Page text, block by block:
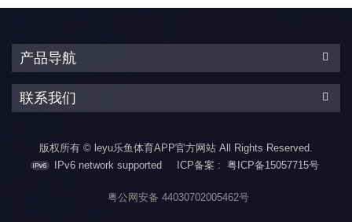
产品导航
联系我们
版权所有 © leyu乐鱼体育APP官方网站 All Rights Reserved.
IPv6 network supported
ICP备案 : 粤ICP备15057715号
粤公网安备 44030702005462号